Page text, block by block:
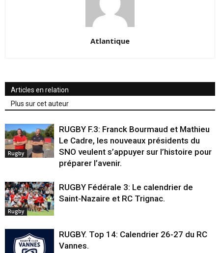
Atlantique
Articles en relation
Plus sur cet auteur
Rugby
RUGBY F.3: Franck Bourmaud et Mathieu
Le Cadre, les nouveaux présidents du
SNO veulent s’appuyer sur l’histoire pour
préparer l’avenir.
Rugby
RUGBY Fédérale 3: Le calendrier de
Saint-Nazaire et RC Trignac.
RUGBY. Top 14: Calendrier 26-27 du RC
Vannes.